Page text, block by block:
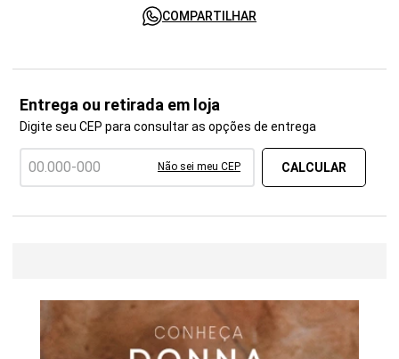
COMPARTILHAR
Entrega ou retirada em loja
Digite seu CEP para consultar as opções de entrega
Não sei meu CEP